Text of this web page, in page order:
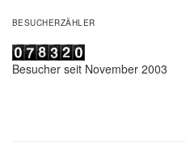
BESUCHERZÄHLER
Besucher seit November 2003